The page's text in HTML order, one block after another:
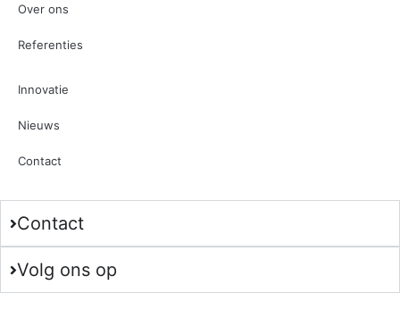
Over ons
Referenties
Innovatie
Nieuws
Contact
Contact
Volg ons op